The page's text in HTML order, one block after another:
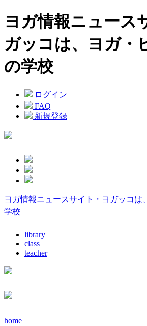
ヨガ情報ニュース
ガッコは、ヨガ・
の学校
ログイン
FAQ
新規登録
ヨガ情報ニュースサイト・ヨガッコは
学校
library
class
teacher
home